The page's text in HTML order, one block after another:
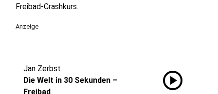
Freibad-Crashkurs.
Anzeige
Jan Zerbst
Die Welt in 30 Sekunden –
Freibad
play_circle